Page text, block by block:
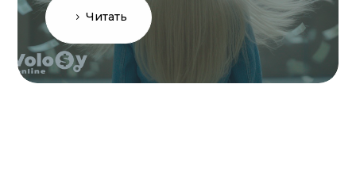
Читать